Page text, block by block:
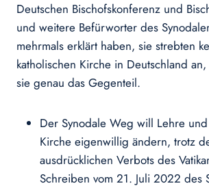
Deutschen Bischofskonferenz und
und weitere Befürworter des
mehrmals erklärt haben, sie strebten
katholischen Kirche in Deutschland
sie genau das Gegenteil.
Der Synodale Weg will Lehre
Kirche eigenwillig ändern, trotz
ausdrücklichen Verbots des
Schreiben vom 21. Juli 2022 des